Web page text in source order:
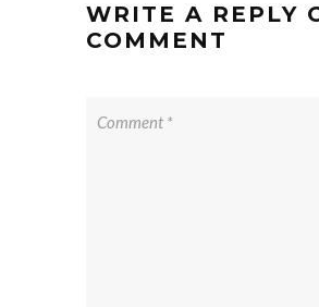
WRITE A REPLY
COMMENT